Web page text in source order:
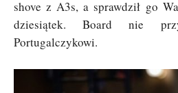
shove z A3s, a sprawdził go
dziesiątek. Board nie
Portugalczykowi.